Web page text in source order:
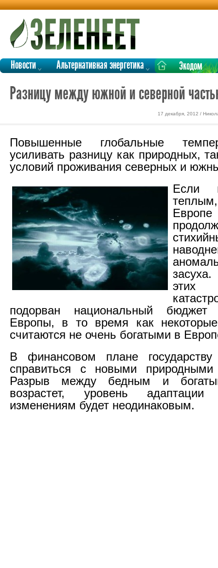
Новости Альтернативная энергетика Экодом
Разницу между южной и северной
17 декабря, 2012 /
Повышенные глобальные
усиливать разницу как природных,
условий проживания северных и
Если
этих
подорван национальный
Европы, в то время как
считаются не очень богатыми в
В финансовом плане
справиться с новыми природными
Разрыв между бедным и
возрастет, уровень
изменениям будет неодинаковым.